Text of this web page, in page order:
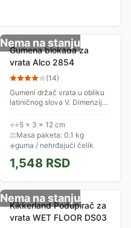
Nema na stanju
Gumena blokada za
vrata Alco 2854
(14)
Gumeni držač vrata u obliku
latiničnog slova V. Dimenzije
nerđajućeg čelika za lako
postavljanje i uklanjanje.
↔5 × 3 × 12 cm
⚖Masa paketa: 0.1 kg
◈guma / nehrđajući čelik
1,548 RSD
Nema na stanju
Kikkerland Podupirač za
vrata WET FLOOR DS03